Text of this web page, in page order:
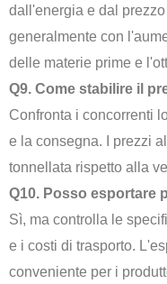
dall'energia e dal
generalmente con
delle materie prime e
Q9. Come stabilire il
Confronta i concorrenti
e la consegna. I prezzi
tonnellata rispetto alla
Q10. Posso esportare
Sì, ma controlla le
e i costi di trasporto.
conveniente per i